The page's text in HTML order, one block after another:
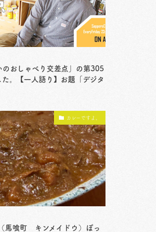
のおしゃべり交差点」の第305
。【一人語り】お題「デジタ
カレーですよ。
馬喰町 キンメイドウ）ぽっ